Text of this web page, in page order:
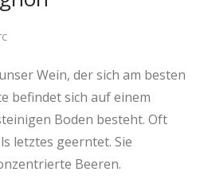
Wein, der sich am besten
befindet sich auf einem
Boden besteht. Oft
letztes geerntet. Sie
Beeren.